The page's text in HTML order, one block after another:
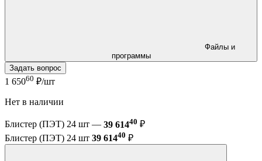
программы
Задать вопрос
1 65060 ₽/шт
Нет в наличии
Блистер (ПЭТ) 24 шт — 39 61440 ₽
Блистер (ПЭТ) 24 шт 39 61440 ₽